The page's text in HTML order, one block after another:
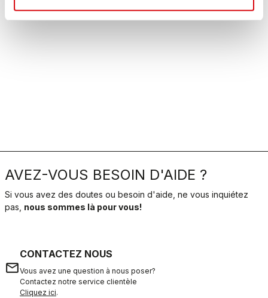
AVEZ-VOUS BESOIN D'AIDE ?
Si vous avez des doutes ou besoin d'aide, ne vous inquiétez
pas, nous sommes là pour vous!
email
CONTACTEZ NOUS
Vous avez une question à nous poser?
Contactez notre service clientèle
Cliquez ici.